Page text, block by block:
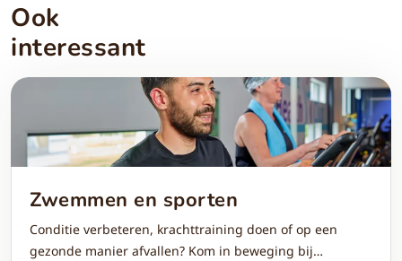
Ook
interessant
Zwemmen en sporten
Conditie verbeteren, krachttraining doen of op een
gezonde manier afvallen? Kom in beweging bij